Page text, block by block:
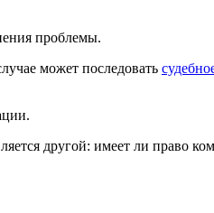
проблемы.
может последовать
другой: имеет ли право